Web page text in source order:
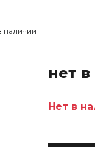
наличии
нет
Нет в